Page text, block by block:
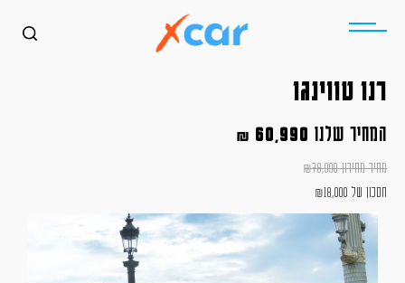
רנו טווינגו
המחיר שלנו 60,990
₪
מחיר מחירון ₪78,990
חסכון של
₪18,000